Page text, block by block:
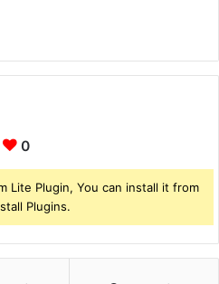
0
Lite Plugin, You can install it from
Plugins.